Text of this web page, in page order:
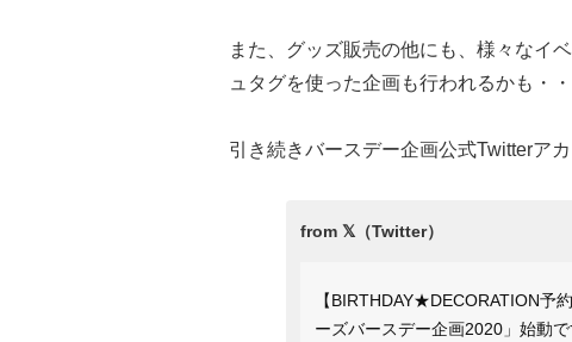
また、グッズ販売の他にも、様々なイ
ュタグを使った企画も行われるかも・・
引き続きバースデー企画公式Twitterア
【BIRTHDAY★DECORATION予
ーズバースデー企画2020」始動